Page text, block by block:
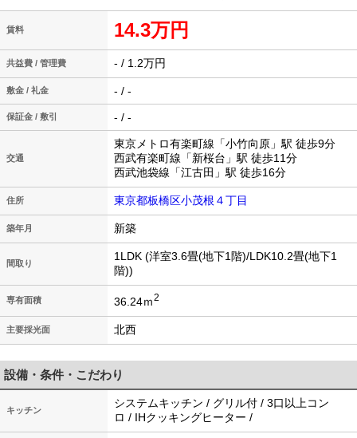
賃料 14.3万円
共益費 / 管理費 - / 1.2万円
敷金 / 礼金 - / -
保証金 / 敷引 - / -
交通
東京メトロ有楽町線「小竹向原」駅 徒歩9分
西武有楽町線「新桜台」駅 徒歩11分
西武池袋線「江古田」駅 徒歩16分
住所 東京都板橋区小茂根４丁目
築年月 新築
間取り
1LDK (洋室3.6畳(地下1階)/LDK10.2畳(地下1
階))
専有面積 36.24ｍ2
主要採光面 北西
設備・条件・こだわり
キッチン
システムキッチン / グリル付 / 3口以上コン
ロ / IHクッキングヒーター /